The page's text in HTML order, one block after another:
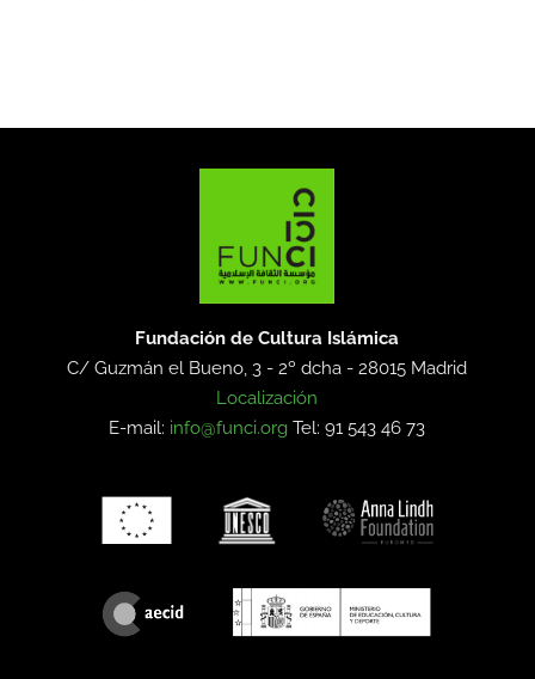
Fundación de Cultura Islámica
C/ Guzmán el Bueno, 3 - 2º dcha -28015 Madrid
Localización
E-mail: info@funci.org Tel: 91 543 46 73